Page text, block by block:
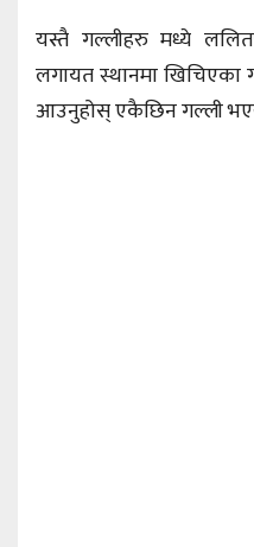
यस्तै गल्लीहरु मध्ये
लगायत स्थानमा खिचिएका
आउनुहोस् एकैछिन गल्ली